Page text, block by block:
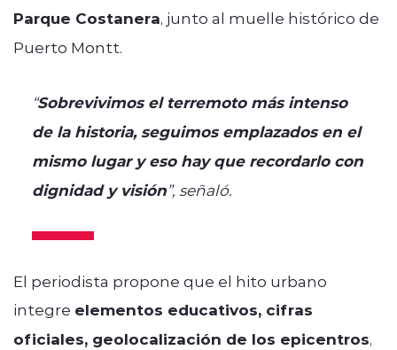
Parque Costanera, junto al muelle histórico de
Puerto Montt.
“Sobrevivimos el terremoto más intenso
de la historia, seguimos emplazados en el
mismo lugar y eso hay que recordarlo con
dignidad y visión”, señaló.
El periodista propone que el hito urbano
integre elementos educativos, cifras
oficiales, geolocalización de los epicentros,